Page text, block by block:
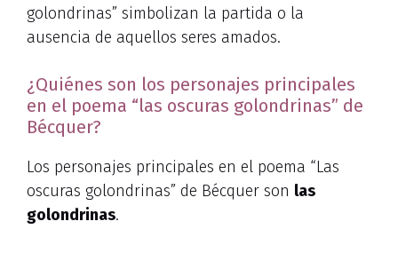
golondrinas” simbolizan la partida o la
ausencia de aquellos seres amados.
¿Quiénes son los personajes principales
en el poema “las oscuras golondrinas” de
Bécquer?
Los personajes principales en el poema “Las
oscuras golondrinas” de Bécquer son las
golondrinas.